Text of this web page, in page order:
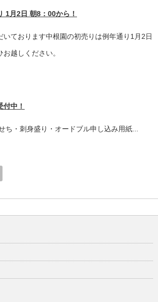
1月2日 朝8：00から！
いております中根園の初売りは例年通り1月2日
越しください。
付中！
ち・刺身盛り・オードブル申し込み用紙...